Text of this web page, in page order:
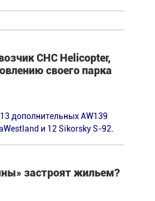
CHC Helicopter,
своего парка
дополнительных AW139
и 12 Sikorsky S-92.
застроят жильем?